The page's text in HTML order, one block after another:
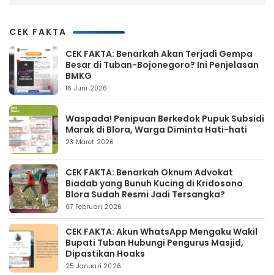
CEK FAKTA
CEK FAKTA: Benarkah Akan Terjadi Gempa
Besar di Tuban-Bojonegoro? Ini Penjelasan
BMKG
16 Juni 2026
Waspada! Penipuan Berkedok Pupuk Subsidi
Marak di Blora, Warga Diminta Hati-hati
23 Maret 2026
CEK FAKTA: Benarkah Oknum Advokat
Biadab yang Bunuh Kucing di Kridosono
Blora Sudah Resmi Jadi Tersangka?
07 Februari 2026
CEK FAKTA: Akun WhatsApp Mengaku Wakil
Bupati Tuban Hubungi Pengurus Masjid,
Dipastikan Hoaks
25 Januari 2026